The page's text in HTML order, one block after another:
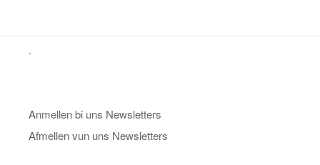
.
Anmellen bi uns Newsletters
Afmellen vun uns Newsletters